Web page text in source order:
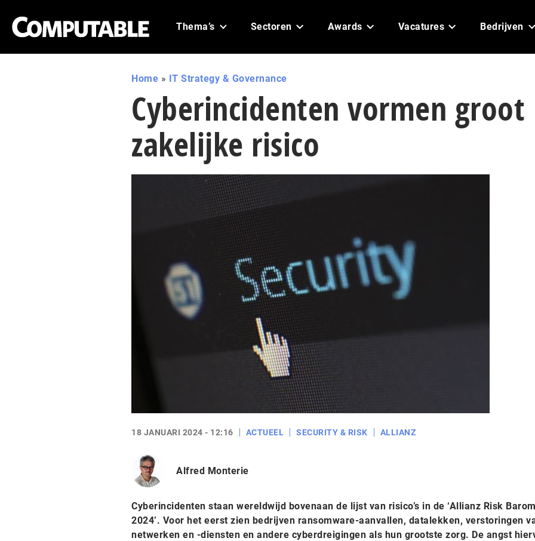
Thema’s Sectoren Awards Vacatures Bedrijven
Home » IT Strategy & Governance
Cyberincidenten vormen groot
zakelijke risico
18 JANUARI 2024 - 12:16 ACTUEEL SECURITY & RISK ALLIANZ
Alfred Monterie
Cyberincidenten staan wereldwijd bovenaan de lijst van risico’s in de ‘Allianz Risk
2024’. Voor het eerst zien bedrijven ransomware-aanvallen, datalekken, verstoringen
netwerken en -diensten en andere cyberdreigingen als hun grootste zorg. De angst